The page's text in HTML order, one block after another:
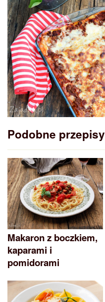
Podobne przepisy
Makaron z boczkiem,
kaparami i
pomidorami